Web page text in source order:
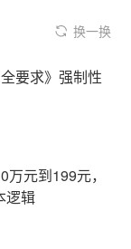
换一换
要求》强制性
元到199元，
逻辑